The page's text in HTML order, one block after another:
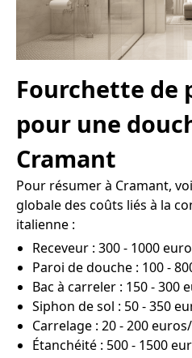
Fourchette de
pour une
Cramant
Pour résumer à Cramant,
globale des coûts liés à la
italienne :
Receveur : 300 - 1000
Paroi de douche : 100 -
Bac à carreler : 150 - 300
Siphon de sol : 50 - 350
Carrelage : 20 - 200
Étanchéité : 500 - 1500